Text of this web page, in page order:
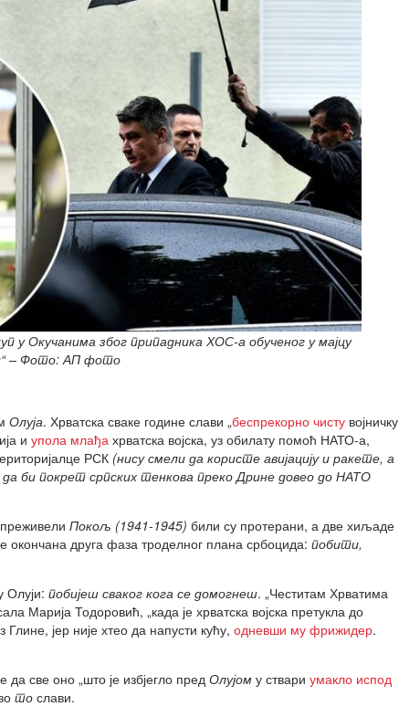
у Окучанима због припадника ХОС-а обученог у мајцу
– Фото: АП фото
Олуја. Хрватска сваке године слави „беспрекорно чисту војничку
и упола млађа хрватска војска, уз обилату помоћ НАТО-а,
РСК (нису смели да користе авијацију и ракете, а
би покрет српских тенкова преко Дрине довео до НАТО
преживели Покољ (1941-1945) били су протерани, а две хиљаде
окончана друга фаза троделног плана србоцида: побити,
Олуји: побијеш сваког кога се домогнеш. „Честитам Хрватима
Марија Тодоровић, „када је хрватска војска претукла до
јер није хтео да напусти кућу, одневши му фрижидер.
да све оно „што је избјегло пред Олујом у ствари умакло испод
то слави.